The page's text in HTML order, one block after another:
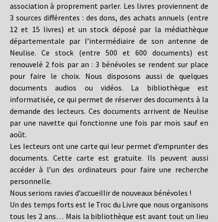
association à proprement parler. Les livres proviennent de
3 sources différentes : des dons, des achats annuels (entre
12 et 15 livres) et un stock déposé par la médiathèque
départementale par l’intermédiaire de son antenne de
Neulise. Ce stock (entre 500 et 600 documents) est
renouvelé 2 fois par an : 3 bénévoles se rendent sur place
pour faire le choix. Nous disposons aussi de quelques
documents audios ou vidéos. La bibliothèque est
informatisée, ce qui permet de réserver des documents à la
demande des lecteurs. Ces documents arrivent de Neulise
par une navette qui fonctionne une fois par mois sauf en
août.
Les lecteurs ont une carte qui leur permet d’emprunter des
documents. Cette carte est gratuite. Ils peuvent aussi
accéder à l’un des ordinateurs pour faire une recherche
personnelle.
Nous serions ravies d’accueillir de nouveaux bénévoles !
Un des temps forts est le Troc du Livre que nous organisons
tous les 2 ans… Mais la bibliothèque est avant tout un lieu